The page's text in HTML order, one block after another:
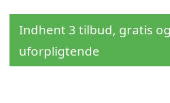
Indhent 3 tilbud, gratis og
uforpligtende